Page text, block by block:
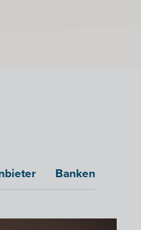
Banken